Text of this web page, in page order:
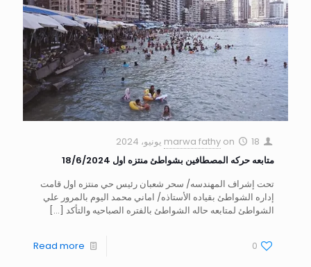
marwa fathy on
18 يونيو، 2024
متابعه حركه المصطافين بشواطئ منتزه اول 18/6/2024
تحت إشراف المهندسه/ سحر شعبان رئيس حي منتزه اول قامت
إداره الشواطئ بقياده الأستاذه/ اماني محمد اليوم بالمرور علي
الشواطئ لمتابعه حاله الشواطئ بالفتره الصباحيه والتأكد […]
0
Read more